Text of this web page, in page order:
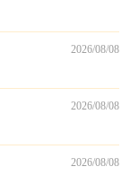
2026/08/08
2026/08/08
2026/08/08